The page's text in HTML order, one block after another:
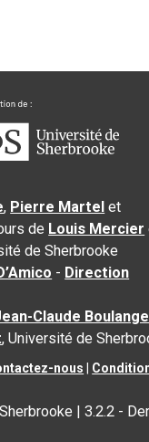
, Pierre Martel et
de Louis Mercier
de Sherbrooke
- Direction
Claude
, Université de
nous
|3.2.2 -